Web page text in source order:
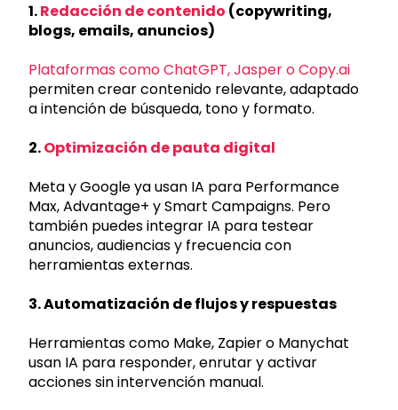
1.Redacción de contenido (copywriting,
blogs, emails, anuncios)
Plataformas como ChatGPT, Jasper o Copy.ai
permiten crear contenido relevante, adaptado
a intención de búsqueda, tono y formato.
2.Optimización de pauta digital
Meta y Google ya usan IA para Performance
Max, Advantage+ y Smart Campaigns. Pero
también puedes integrar IA para testear
anuncios, audiencias y frecuencia con
herramientas externas.
3. Automatización de flujos y respuestas
Herramientas como Make, Zapier o Manychat
usan IA para responder, enrutar y activar
acciones sin intervención manual.